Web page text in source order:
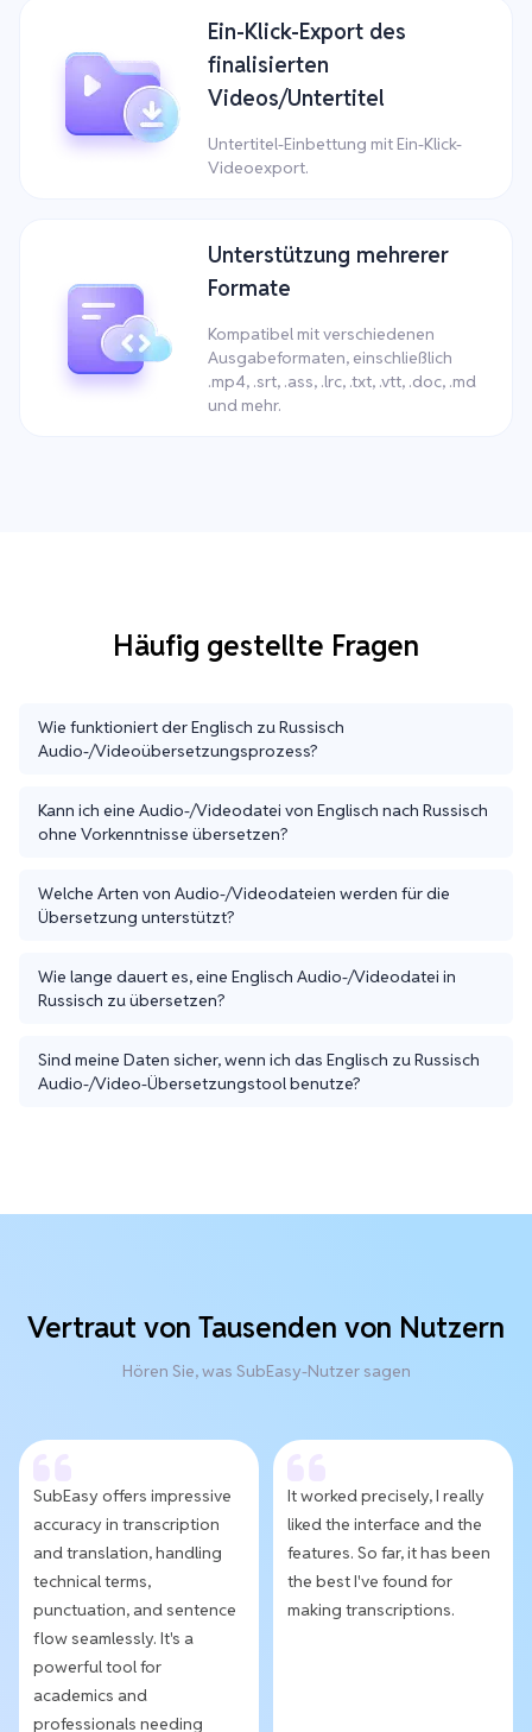
Ein-Klick-Export des
finalisierten
Videos/Untertitel
Untertitel-Einbettung mit Ein-Klick-
Videoexport.
Unterstützung mehrerer
Formate
Kompatibel mit verschiedenen
Ausgabeformaten, einschließlich
.mp4, .srt, .ass, .lrc, .txt, .vtt, .doc, .md
und mehr.
Häufig gestellte Fragen
Wie funktioniert der Englisch zu Russisch
Audio-/Videoübersetzungsprozess?
Kann ich eine Audio-/Videodatei von Englisch nach Russisch
ohne Vorkenntnisse übersetzen?
Welche Arten von Audio-/Videodateien werden für die
Übersetzung unterstützt?
Wie lange dauert es, eine Englisch Audio-/Videodatei in
Russisch zu übersetzen?
Sind meine Daten sicher, wenn ich das Englisch zu Russisch
Audio-/Video-Übersetzungstool benutze?
Vertraut von Tausenden von Nutzern
Hören Sie, was SubEasy-Nutzer sagen
SubEasy offers impressive
accuracy in transcription
and translation, handling
technical terms,
punctuation, and sentence
flow seamlessly. It's a
powerful tool for
academics and
professionals needing
It worked precisely, I really
liked the interface and the
features. So far, it has been
the best I've found for
making transcriptions.